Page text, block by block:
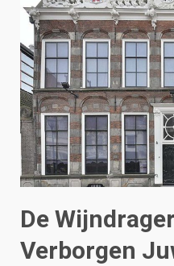
De
Verborgen